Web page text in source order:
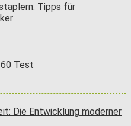
Tipps für
Test
Die Entwicklung moderner